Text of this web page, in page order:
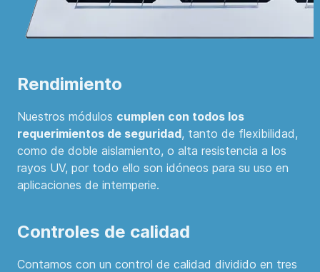
Rendimiento
Nuestros módulos cumplen con todos los
requerimientos de seguridad, tanto de flexibilidad,
como de doble aislamiento, o alta resistencia a los
rayos UV, por todo ello son idóneos para su uso en
aplicaciones de intemperie.
Controles de calidad
Contamos con un control de calidad dividido en tres